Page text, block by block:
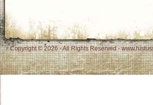
Copyright © 2026 - All Rights Reserved -